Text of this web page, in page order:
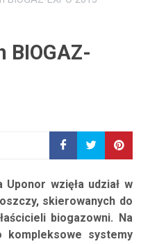
BIOGAZ-
wzięła udział w
skierowanych do
biogazowni. Na
systemy